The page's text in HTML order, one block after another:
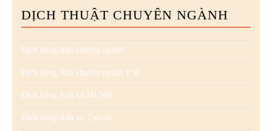
DỊCH THUẬT CHUYÊN NGÀNH
Dịch tiếng Anh chuyên ngành
Dịch tiếng Anh chuyên ngành y tế
Dịch tiếng Anh tại Hà Nội
Dịch tiếng Anh tại Tphcm